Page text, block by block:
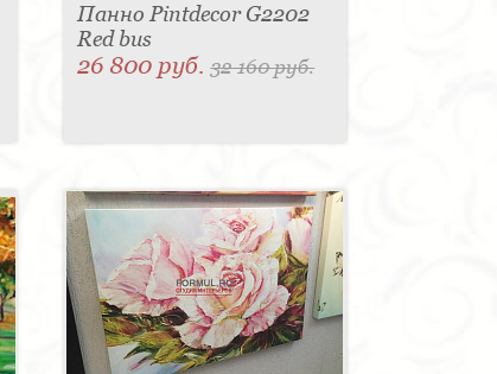
Панно Pintdecor G2202
Red bus
26 800 руб.32 160 руб.